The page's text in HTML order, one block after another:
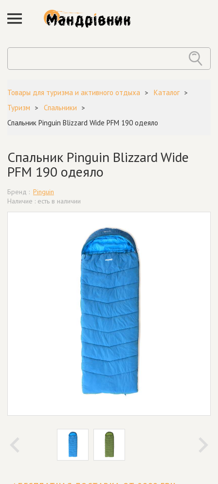
Товары для туризма и активного отдыха
Каталог
Туризм
Спальники
Спальник Pinguin Blizzard Wide PFM 190 одеяло
Спальник Pinguin Blizzard Wide
PFM 190 одеяло
Бренд : Pinguin
Наличие : есть в наличии